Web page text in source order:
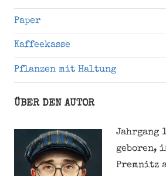
Paper
Kaffeekasse
Pflanzen mit Haltung
ÜBER DEN AUTOR
Jahrgang
geboren,
Premnitz